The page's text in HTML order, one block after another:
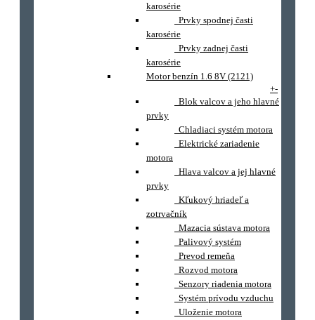
karosérie
Prvky spodnej časti
karosérie
Prvky zadnej časti
karosérie
Motor benzín 1.6 8V (2121)
+-
Blok valcov a jeho hlavné
prvky
Chladiaci systém motora
Elektrické zariadenie
motora
Hlava valcov a jej hlavné
prvky
Kľukový hriadeľ a
zotrvačník
Mazacia sústava motora
Palivový systém
Prevod remeňa
Rozvod motora
Senzory riadenia motora
Systém prívodu vzduchu
Uloženie motora